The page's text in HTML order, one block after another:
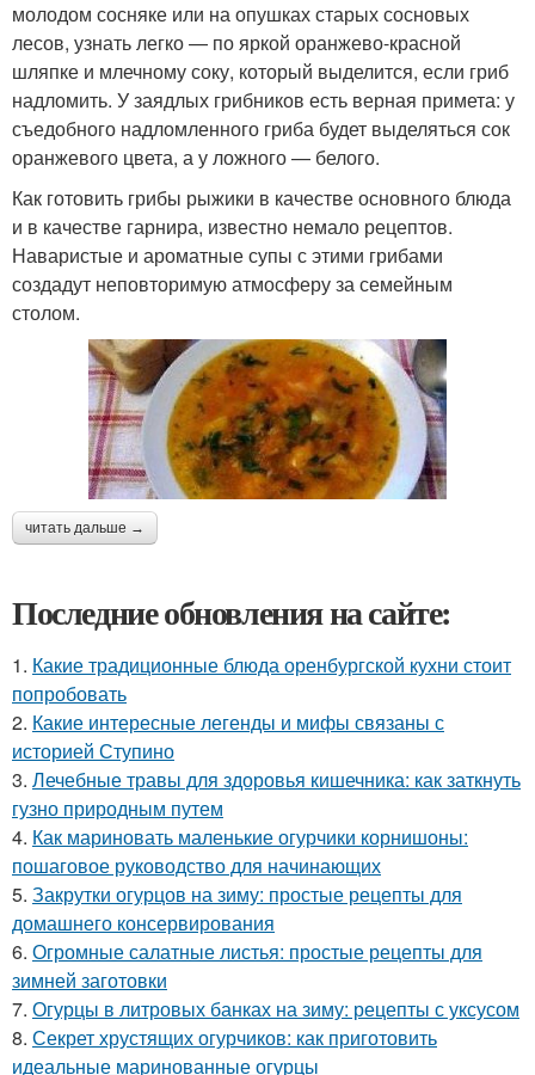
молодом сосняке или на опушках старых сосновых
лесов, узнать легко — по яркой оранжево-красной
шляпке и млечному соку, который выделится, если гриб
надломить. У заядлых грибников есть верная примета: у
съедобного надломленного гриба будет выделяться сок
оранжевого цвета, а у ложного — белого.
Как готовить грибы рыжики в качестве основного блюда
и в качестве гарнира, известно немало рецептов.
Наваристые и ароматные супы с этими грибами
создадут неповторимую атмосферу за семейным
столом.
читать дальше →
Последние обновления на сайте:
1. Какие традиционные блюда оренбургской кухни стоит
попробовать
2. Какие интересные легенды и мифы связаны с
историей Ступино
3. Лечебные травы для здоровья кишечника: как заткнуть
гузно природным путем
4. Как мариновать маленькие огурчики корнишоны:
пошаговое руководство для начинающих
5. Закрутки огурцов на зиму: простые рецепты для
домашнего консервирования
6. Огромные салатные листья: простые рецепты для
зимней заготовки
7. Огурцы в литровых банках на зиму: рецепты с уксусом
8. Секрет хрустящих огурчиков: как приготовить
идеальные маринованные огурцы